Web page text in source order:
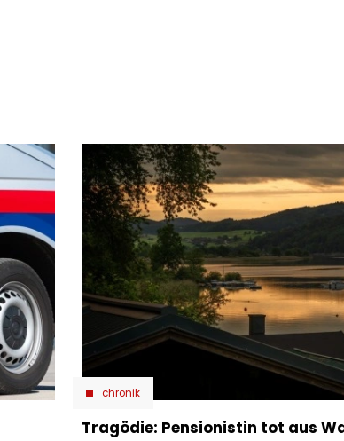
chronik
Tragödie: Pensionistin tot aus